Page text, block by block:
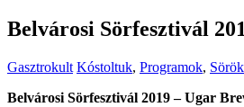
Belvárosi Sörfesztivál
Gasztrokult Kóstoltuk, Programok, Sörök
Belvárosi Sörfesztivál 2019 – Ugar